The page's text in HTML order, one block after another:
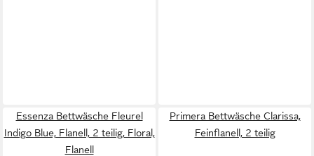
Essenza Bettwäsche Fleurel
Indigo Blue, Flanell, 2 teilig, Floral,
Flanell
Primera Bettwäsche Clarissa,
Feinflanell, 2 teilig